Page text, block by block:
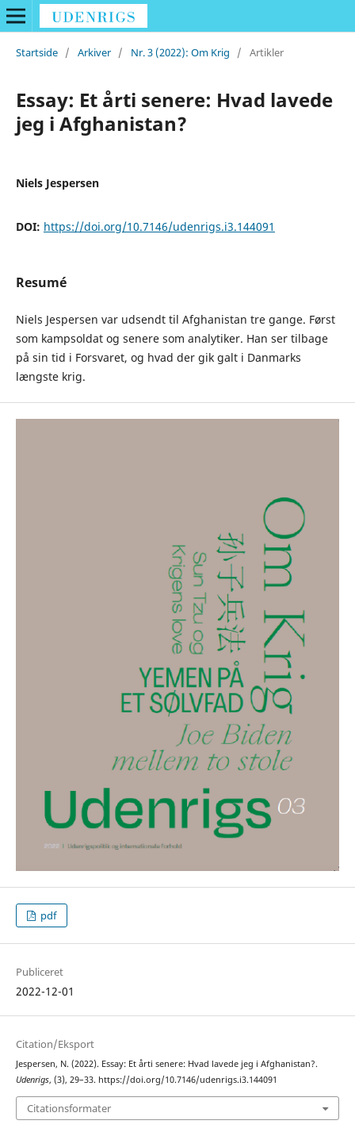
Startside / Arkiver / Nr. 3 (2022): Om Krig / Artikler
Essay: Et årti senere: Hvad lavede
jeg i Afghanistan?
Niels Jespersen
DOI: https://doi.org/10.7146/udenrigs.i3.144091
Resumé
Niels Jespersen var udsendt til Afghanistan tre gange. Først
som kampsoldat og senere som analytiker. Han ser tilbage
på sin tid i Forsvaret, og hvad der gik galt i Danmarks
længste krig.
pdf
Publiceret
2022-12-01
Citation/Eksport
Jespersen, N. (2022). Essay: Et årti senere: Hvad lavede jeg i Afghanistan?.
Udenrigs, (3), 29–33. https://doi.org/10.7146/udenrigs.i3.144091
Citationsformater